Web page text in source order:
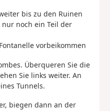
bis zu den Ruinen
noch ein Teil der
vorbeikommen
Überqueren Sie die
Sie links weiter. An
Tunnels.
biegen dann an der